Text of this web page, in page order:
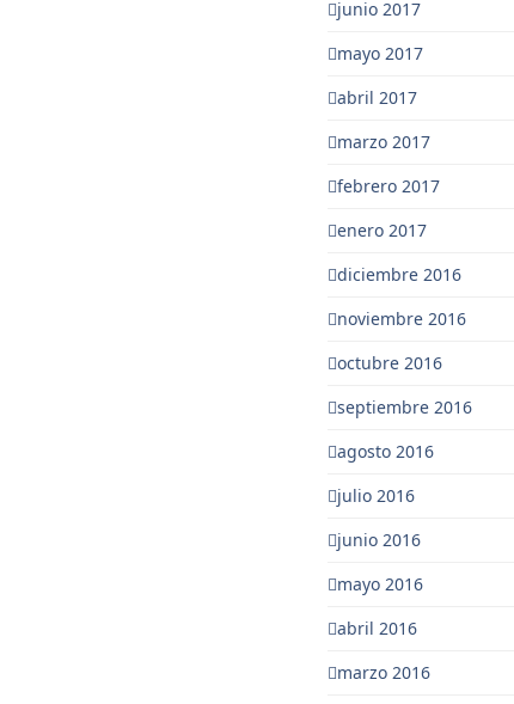
junio 2017
mayo 2017
abril 2017
marzo 2017
febrero 2017
enero 2017
diciembre 2016
noviembre 2016
octubre 2016
septiembre 2016
agosto 2016
julio 2016
junio 2016
mayo 2016
abril 2016
marzo 2016